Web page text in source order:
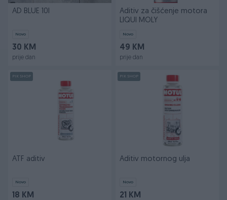
AD BLUE 10l
Novo
30 KM
prije dan
Aditiv za čišćenje motora
LIQUI MOLY
Novo
49 KM
prije dan
PIK SHOP
ATF aditiv
Novo
18 KM
PIK SHOP
Aditiv motornog ulja
Novo
21 KM